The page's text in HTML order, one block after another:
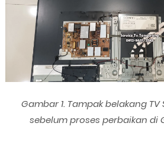
Gambar 1. Tampak belakang TV
sebelum proses perbaikan di